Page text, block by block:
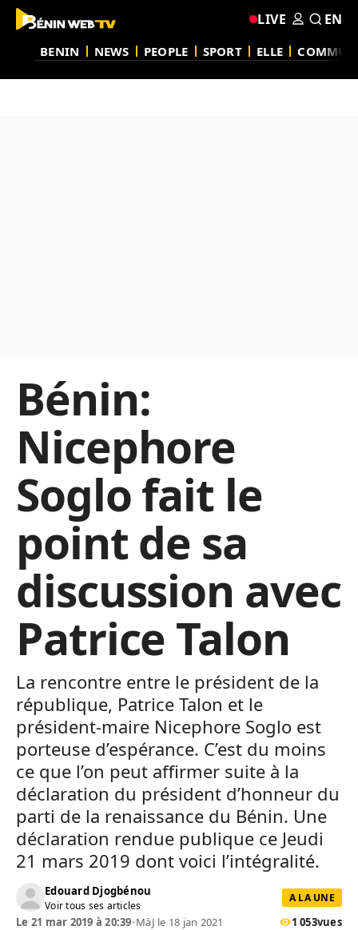
BENIN NEWS PEOPLE SPORT ELLE
LIVE EN
Bénin:
Nicephore
Soglo fait le
point de sa
discussion avec
Patrice Talon
La rencontre entre le président de la
république, Patrice Talon et le
président-maire Nicephore Soglo est
porteuse d’espérance. C’est du moins
ce que l’on peut affirmer suite à la
déclaration du président d’honneur du
parti de la renaissance du Bénin. Une
déclaration rendue publique ce Jeudi
21 mars 2019 dont voici l’intégralité.
Edouard Djogbénou
Voir tous ses articles
A LA UNE
Le 21 mar 2019 à 20:39•MàJ le 18 jan 2021 1 053vues